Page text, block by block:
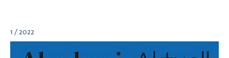
1 / 2022